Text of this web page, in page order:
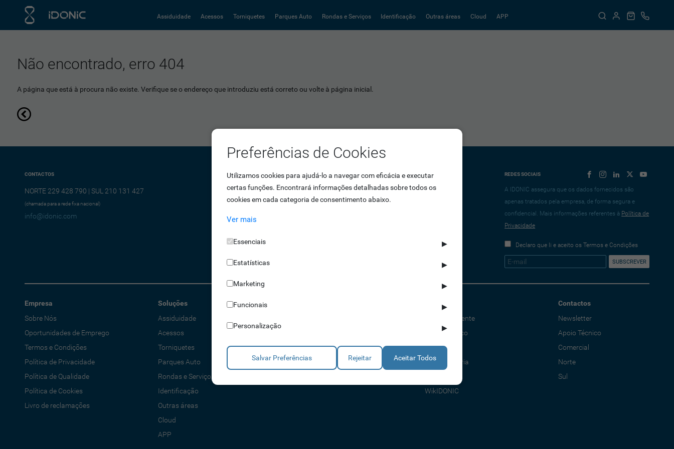
Assiduidade Acessos Torniquetes Parques Auto Rondas e Serviços Identificação Outras áreas Cloud APP
Não encontrado, erro 404
A página que está à procura não existe. Verifique se o endereço que introduziu está correto ou volte à página inicial.
CONTACTOS
NORTE 229 428 790 | SUL 210 131 427
(chamada para a rede fixa nacional)
info@idonic.com
REDES SOCIAIS
A IDONIC assegura que os dados fornecidos são
apenas tratados pela empresa, de forma segura e
confidencial. Mais informações referentes à Política de
Privacidade
Declaro que li e aceito os Termos e Condições
Empresa
Sobre Nós
Oportunidades de Emprego
Termos e Condições
Política de Privacidade
Política de Qualidade
Política de Cookies
Livro de reclamações
Soluções
Assiduidade
Acessos
Torniquetes
Parques Auto
Rondas e Serviços
Identificação
Outras áreas
Cloud
APP
Integradores
Ajuda
Apoio ao Cliente
Apoio Técnico
Comercial
Consultadoria
WikIDONIC
Contactos
Newsletter
Apoio Técnico
Comercial
Norte
Sul
Preferências de Cookies
Utilizamos cookies para ajudá-lo a navegar com eficácia e executar
certas funções. Encontrará informações detalhadas sobre todos os
cookies em cada categoria de consentimento abaixo.
Ver mais
Essenciais ▶
Estatísticas ▶
Marketing ▶
Funcionais ▶
Personalização ▶
Salvar Preferências Rejeitar Aceitar Todos